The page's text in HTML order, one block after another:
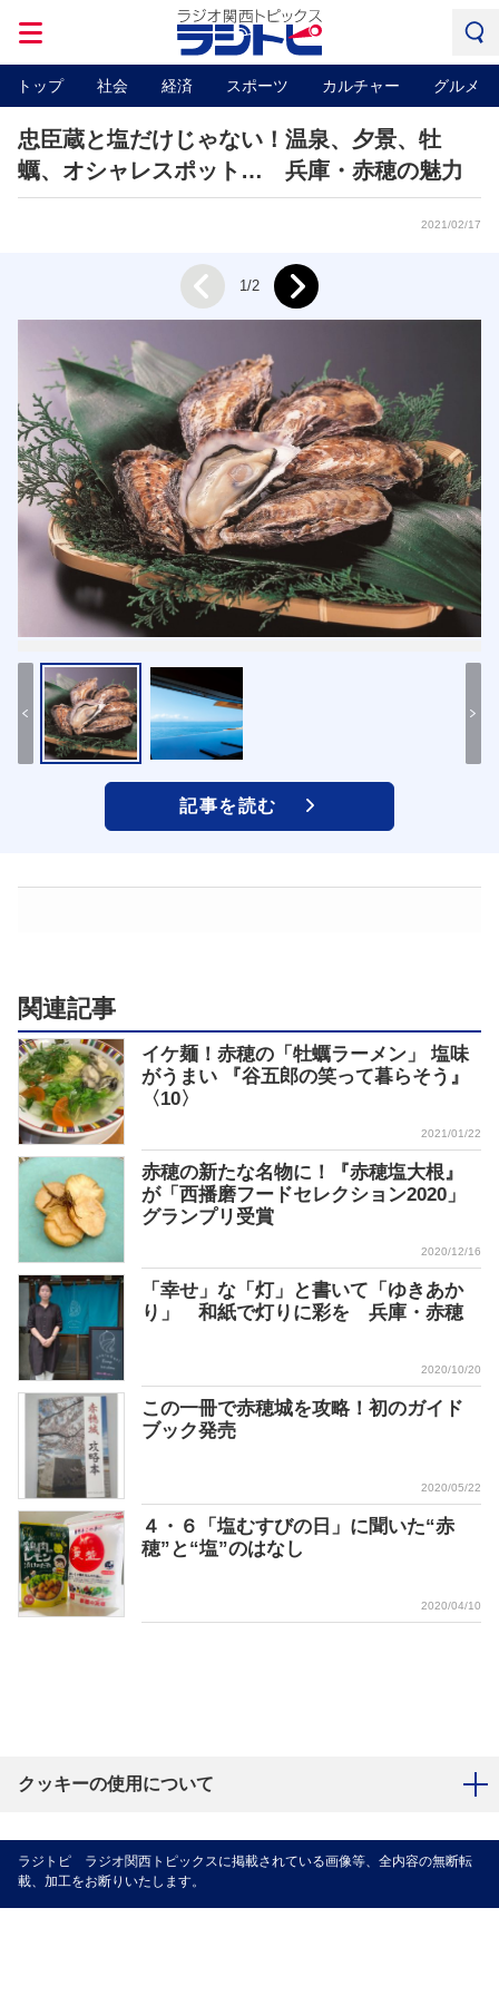
トップ 社会 経済 スポーツ カルチャー グルメ
忠臣蔵と塩だけじゃない！温泉、夕景、牡
蠣、オシャレスポット… 兵庫・赤穂の魅力
2021/02/17
Prev 1/2 Next
記事を読む
関連記事
イケ麺！赤穂の「牡蠣ラーメン」 塩味
がうまい 『谷五郎の笑って暮らそう』
〈10〉
2021/01/22
赤穂の新たな名物に！『赤穂塩大根』
が「西播磨フードセレクション2020」
グランプリ受賞
2020/12/16
「幸せ」な「灯」と書いて「ゆきあか
り」 和紙で灯りに彩を 兵庫・赤穂
2020/10/20
この一冊で赤穂城を攻略！初のガイド
ブック発売
2020/05/22
４・６「塩むすびの日」に聞いた“赤
穂”と“塩”のはなし
2020/04/10
クッキーの使用について
ラジトピ ラジオ関西トピックスに掲載されている画像等、全内容の無断転
載、加工をお断りいたします。